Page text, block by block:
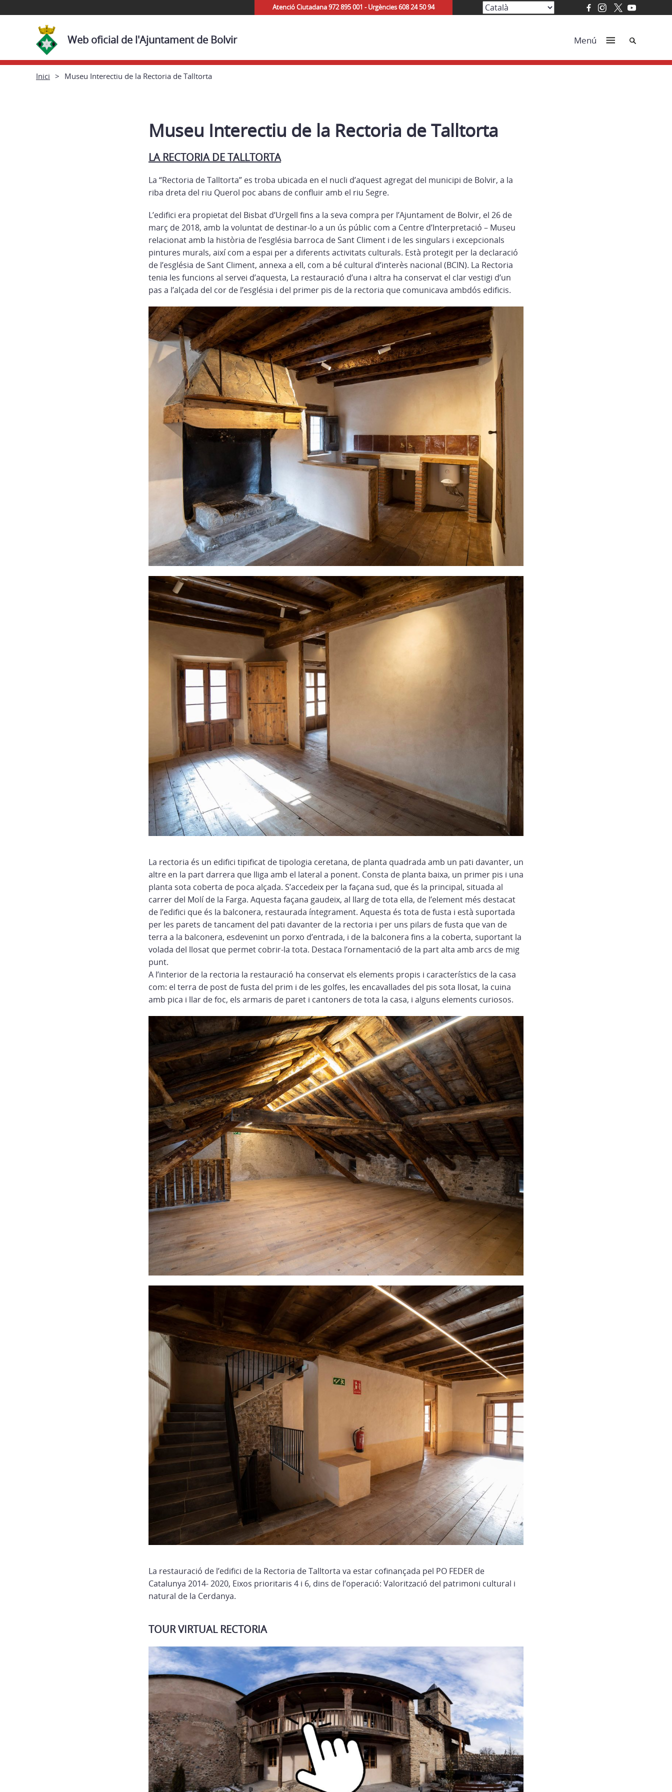
Atenció Ciutadana 972 895 001 - Urgències 608 24 50 94
Web oficial de l'Ajuntament de Bolvir Menú Cerca
Inici Museu Interectiu de la Rectoria de Talltorta
Museu Interectiu de la Rectoria de Talltorta
LA RECTORIA DE TALLTORTA
La “Rectoria de Talltorta” es troba ubicada en el nucli d’aquest agregat del municipi de Bolvir, a la
riba dreta del riu Querol poc abans de confluir amb el riu Segre.
L’edifici era propietat del Bisbat d’Urgell fins a la seva compra per l’Ajuntament de Bolvir, el 26 de
març de 2018, amb la voluntat de destinar-lo a un ús públic com a Centre d’Interpretació – Museu
relacionat amb la història de l’església barroca de Sant Climent i de les singulars i excepcionals
pintures murals, així com a espai per a diferents activitats culturals. Està protegit per la declaració
de l’església de Sant Climent, annexa a ell, com a bé cultural d’interès nacional (BCIN). La Rectoria
tenia les funcions al servei d’aquesta, La restauració d’una i altra ha conservat el clar vestigi d’un
pas a l’alçada del cor de l’església i del primer pis de la rectoria que comunicava ambdós edificis.
La rectoria és un edifici tipificat de tipologia ceretana, de planta quadrada amb un pati davanter, un
altre en la part darrera que lliga amb el lateral a ponent. Consta de planta baixa, un primer pis i una
planta sota coberta de poca alçada. S’accedeix per la façana sud, que és la principal, situada al
carrer del Molí de la Farga. Aquesta façana gaudeix, al llarg de tota ella, de l’element més destacat
de l’edifici que és la balconera, restaurada íntegrament. Aquesta és tota de fusta i està suportada
per les parets de tancament del pati davanter de la rectoria i per uns pilars de fusta que van de
terra a la balconera, esdevenint un porxo d’entrada, i de la balconera fins a la coberta, suportant la
volada del llosat que permet cobrir-la tota. Destaca l’ornamentació de la part alta amb arcs de mig
punt.
A l’interior de la rectoria la restauració ha conservat els elements propis i característics de la casa
com: el terra de post de fusta del prim i de les golfes, les encavallades del pis sota llosat, la cuina
amb pica i llar de foc, els armaris de paret i cantoners de tota la casa, i alguns elements curiosos.
La restauració de l’edifici de la Rectoria de Talltorta va estar cofinançada pel PO FEDER de
Catalunya 2014- 2020, Eixos prioritaris 4 i 6, dins de l’operació: Valorització del patrimoni cultural i
natural de la Cerdanya.
TOUR VIRTUAL RECTORIA